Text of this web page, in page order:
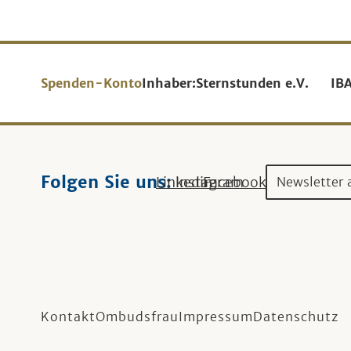
Spenden-KontoInhaber:Sternstunden e.V.
Folgen Sie uns:Linkedin
Instagram
Facebook Newsletter
KontaktOmbudsfrauImpressumDatenschutz